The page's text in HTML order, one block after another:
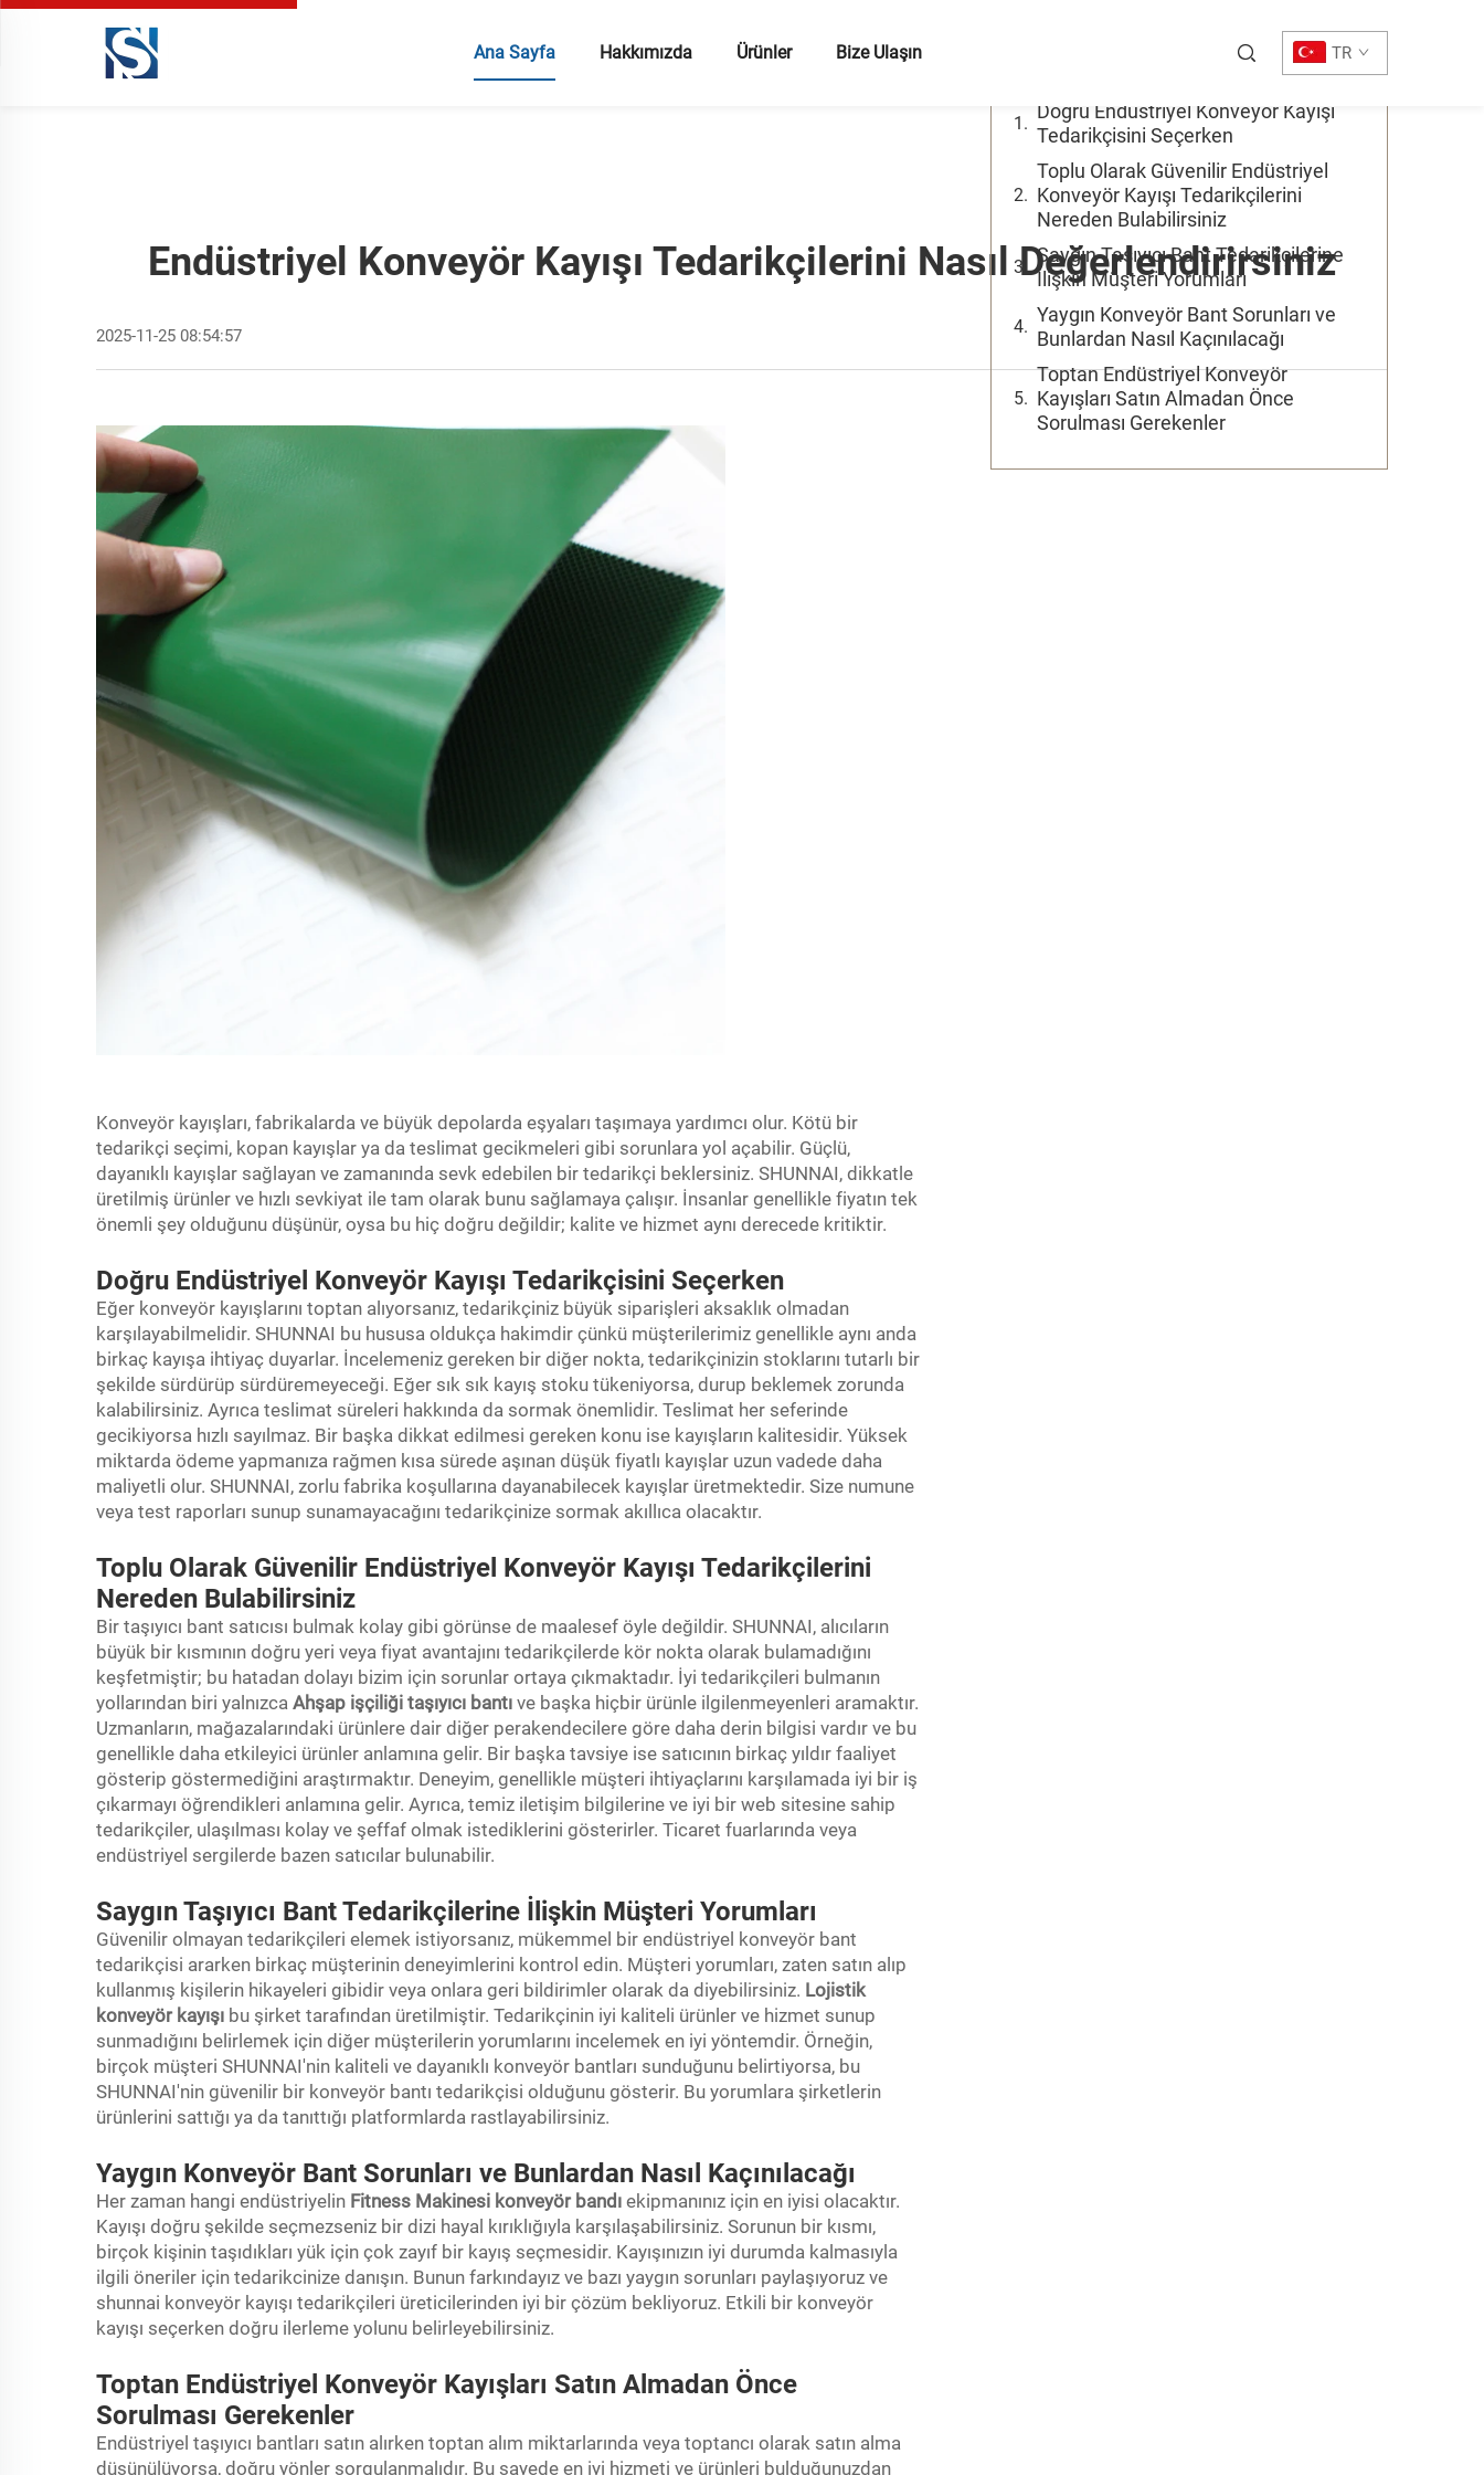
Ana Sayfa Hakkımızda Ürünler Bize Ulaşın TR
Endüstriyel Konveyör Kayışı Tedarikçilerini Nasıl Değerlendirirsiniz
2025-11-25 08:54:57
Konveyör kayışları, fabrikalarda ve büyük depolarda eşyaları taşımaya yardımcı olur. Kötü bir
tedarikçi seçimi, kopan kayışlar ya da teslimat gecikmeleri gibi sorunlara yol açabilir. Güçlü,
dayanıklı kayışlar sağlayan ve zamanında sevk edebilen bir tedarikçi beklersiniz. SHUNNAI, dikkatle
üretilmiş ürünler ve hızlı sevkiyat ile tam olarak bunu sağlamaya çalışır. İnsanlar genellikle fiyatın tek
önemli şey olduğunu düşünür, oysa bu hiç doğru değildir; kalite ve hizmet aynı derecede kritiktir.
Doğru Endüstriyel Konveyör Kayışı Tedarikçisini Seçerken
Eğer konveyör kayışlarını toptan alıyorsanız, tedarikçiniz büyük siparişleri aksaklık olmadan
karşılayabilmelidir. SHUNNAI bu hususa oldukça hakimdir çünkü müşterilerimiz genellikle aynı anda
birkaç kayışa ihtiyaç duyarlar. İncelemeniz gereken bir diğer nokta, tedarikçinizin stoklarını tutarlı bir
şekilde sürdürüp sürdüremeyeceği. Eğer sık sık kayış stoku tükeniyorsa, durup beklemek zorunda
kalabilirsiniz. Ayrıca teslimat süreleri hakkında da sormak önemlidir. Teslimat her seferinde
gecikiyorsa hızlı sayılmaz. Bir başka dikkat edilmesi gereken konu ise kayışların kalitesidir. Yüksek
miktarda ödeme yapmanıza rağmen kısa sürede aşınan düşük fiyatlı kayışlar uzun vadede daha
maliyetli olur. SHUNNAI, zorlu fabrika koşullarına dayanabilecek kayışlar üretmektedir. Size numune
veya test raporları sunup sunamayacağını tedarikçinize sormak akıllıca olacaktır.
Toplu Olarak Güvenilir Endüstriyel Konveyör Kayışı Tedarikçilerini
Nereden Bulabilirsiniz
Bir taşıyıcı bant satıcısı bulmak kolay gibi görünse de maalesef öyle değildir. SHUNNAI, alıcıların
büyük bir kısmının doğru yeri veya fiyat avantajını tedarikçilerde kör nokta olarak bulamadığını
keşfetmiştir; bu hatadan dolayı bizim için sorunlar ortaya çıkmaktadır. İyi tedarikçileri bulmanın
yollarından biri yalnızca Ahşap işçiliği taşıyıcı bantı ve başka hiçbir ürünle ilgilenmeyenleri aramaktır.
Uzmanların, mağazalarındaki ürünlere dair diğer perakendecilere göre daha derin bilgisi vardır ve bu
genellikle daha etkileyici ürünler anlamına gelir. Bir başka tavsiye ise satıcının birkaç yıldır faaliyet
gösterip göstermediğini araştırmaktır. Deneyim, genellikle müşteri ihtiyaçlarını karşılamada iyi bir iş
çıkarmayı öğrendikleri anlamına gelir. Ayrıca, temiz iletişim bilgilerine ve iyi bir web sitesine sahip
tedarikçiler, ulaşılması kolay ve şeffaf olmak istediklerini gösterirler. Ticaret fuarlarında veya
endüstriyel sergilerde bazen satıcılar bulunabilir.
Saygın Taşıyıcı Bant Tedarikçilerine İlişkin Müşteri Yorumları
Güvenilir olmayan tedarikçileri elemek istiyorsanız, mükemmel bir endüstriyel konveyör bant
tedarikçisi ararken birkaç müşterinin deneyimlerini kontrol edin. Müşteri yorumları, zaten satın alıp
kullanmış kişilerin hikayeleri gibidir veya onlara geri bildirimler olarak da diyebilirsiniz. Lojistik
konveyör kayışı bu şirket tarafından üretilmiştir. Tedarikçinin iyi kaliteli ürünler ve hizmet sunup
sunmadığını belirlemek için diğer müşterilerin yorumlarını incelemek en iyi yöntemdir. Örneğin,
birçok müşteri SHUNNAI'nin kaliteli ve dayanıklı konveyör bantları sunduğunu belirtiyorsa, bu
SHUNNAI'nin güvenilir bir konveyör bantı tedarikçisi olduğunu gösterir. Bu yorumlara şirketlerin
ürünlerini sattığı ya da tanıttığı platformlarda rastlayabilirsiniz.
Yaygın Konveyör Bant Sorunları ve Bunlardan Nasıl Kaçınılacağı
Her zaman hangi endüstriyelin Fitness Makinesi konveyör bandı ekipmanınız için en iyisi olacaktır.
Kayışı doğru şekilde seçmezseniz bir dizi hayal kırıklığıyla karşılaşabilirsiniz. Sorunun bir kısmı,
birçok kişinin taşıdıkları yük için çok zayıf bir kayış seçmesidir. Kayışınızın iyi durumda kalmasıyla
ilgili öneriler için tedarikcinize danışın. Bunun farkındayız ve bazı yaygın sorunları paylaşıyoruz ve
shunnai konveyör kayışı tedarikçileri üreticilerinden iyi bir çözüm bekliyoruz. Etkili bir konveyör
kayışı seçerken doğru ilerleme yolunu belirleyebilirsiniz.
Toptan Endüstriyel Konveyör Kayışları Satın Almadan Önce
Sorulması Gerekenler
Endüstriyel taşıyıcı bantları satın alırken toptan alım miktarlarında veya toptancı olarak satın alma
düşünülüyorsa, doğru yönler sorgulanmalıdır. Bu sayede en iyi hizmeti ve ürünleri bulduğunuzdan
Doğru Endüstriyel Konveyör Kayışı
Tedarikçisini Seçerken
Toplu Olarak Güvenilir Endüstriyel
Konveyör Kayışı Tedarikçilerini
Nereden Bulabilirsiniz
Saygın Taşıyıcı Bant Tedarikçilerine
İlişkin Müşteri Yorumları
Yaygın Konveyör Bant Sorunları ve
Bunlardan Nasıl Kaçınılacağı
Toptan Endüstriyel Konveyör
Kayışları Satın Almadan Önce
Sorulması Gerekenler